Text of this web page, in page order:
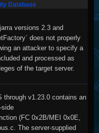
Database
versions 2.3 and
does not properly
an attacker to specify a
and processed as
of the target server.
through v1.23.0 contains an
side
(FC 0x2B/MEI 0x0E,
The server-supplied